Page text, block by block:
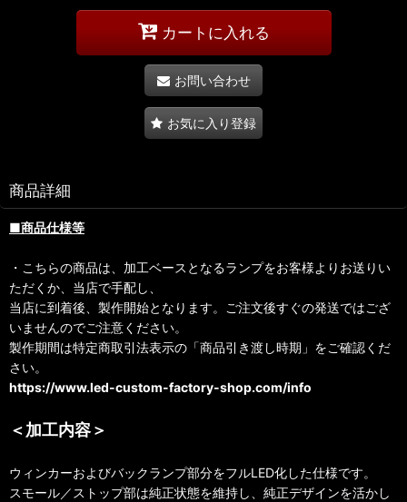
カートに入れる
お問い合わせ
お気に入り登録
商品詳細
■商品仕様等
・こちらの商品は、加工ベースとなるランプをお客様よりお送りい
ただくか、当店で手配し、
当店に到着後、製作開始となります。ご注文後すぐの発送ではござ
いませんのでご注意ください。
製作期間は特定商取引法表示の「商品引き渡し時期」をご確認くだ
さい。
https://www.led-custom-factory-shop.com/info
＜加工内容＞
ウィンカーおよびバックランプ部分をフルLED化した仕様です。
スモール／ストップ部は純正状態を維持し、純正デザインを活かし